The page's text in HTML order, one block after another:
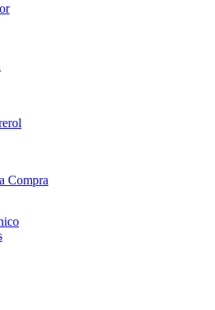
Compra